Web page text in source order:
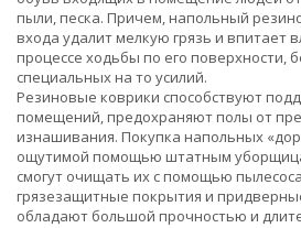
пыли, песка. Причем, напольный
входа удалит мелкую грязь и впитает
процессе ходьбы по его поверхности,
специальных на то усилий.
Резиновые коврики способствуют
помещений, предохраняют полы от
изнашивания. Покупка напольных
ощутимой помощью штатным
смогут очищать их с помощью
грязезащитные покрытия и
обладают большой прочностью и